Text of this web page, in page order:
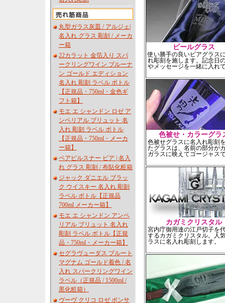
丸型ガラス灰皿 / アルジェ|
名入れ グラス 彫刻 / メーカ
ー箱
22カラット 金箔入り スパ
ークリングワイン ブルーナ
ン ゴールド エディション
名入れ 彫刻 ラベル ボトル
【正規品・750ml・金色ギ
フト箱】
モエ エ シャンドン ロゼ ア
ンペリアル ブリュット 名
入れ 彫刻 ラベル ボトル
【正規品・750ml・メーカ
ー箱】
ペアピルスナー ビア | 名入
れ グラス 彫刻 / 布貼化粧箱
ジャック ダニエル ブラッ
ク ウイスキー 名入れ 彫刻
ラベル ボトル【正規品
700ml メーカー箱】
モエ エ シャンドン アンペ
リアル ブリュット 名入れ
彫刻 ラベル ボトル【正規
品・750ml・メーカー箱】
セグラヴューダス ブルート
マグナム ゴールド着色 / 名
入れ スパークリングワイン
ラベル（正規品 / 1500ml /
黒化粧箱）
ヴーヴ クリコ ロゼ ポンサ
ビールグラス
使い勝手の良いビアグラス
れ彫刻を施します。記念日
やメッセージを一緒に入れ
色被せ・カラーグラ
色被せグラスに名入れ彫刻
たグラスは、名前の部分が
ガラスに映えてゴージャス
カガミクリスタル
宮内庁御用達の江戸切子を
するカガミクリスタル。人
ラスに名入れ彫刻します。